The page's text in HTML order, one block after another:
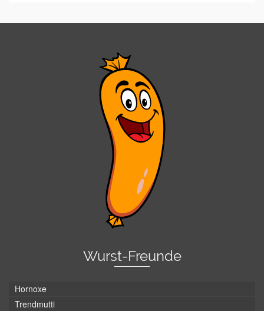
Wurst-Freunde
Hornoxe
Trendmutti